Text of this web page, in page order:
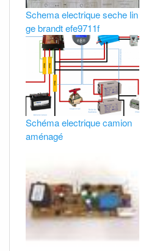
Schema electrique seche lin
ge brandt efe9711f
Schéma electrique camion
aménagé